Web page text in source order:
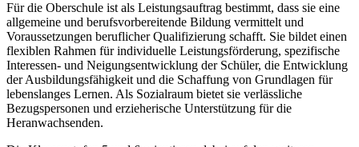
Für die Oberschule ist als Leistungsauftrag bestimmt, dass sie eine
allgemeine und berufsvorbereitende Bildung vermittelt und
Voraussetzungen beruflicher Qualifizierung schafft. Sie bildet einen
flexiblen Rahmen für individuelle Leistungsförderung, spezifische
Interessen- und Neigungsentwicklung der Schüler, die Entwicklung
der Ausbildungsfähigkeit und die Schaffung von Grundlagen für
lebenslanges Lernen. Als Sozialraum bietet sie verlässliche
Bezugspersonen und erzieherische Unterstützung für die
Heranwachsenden.